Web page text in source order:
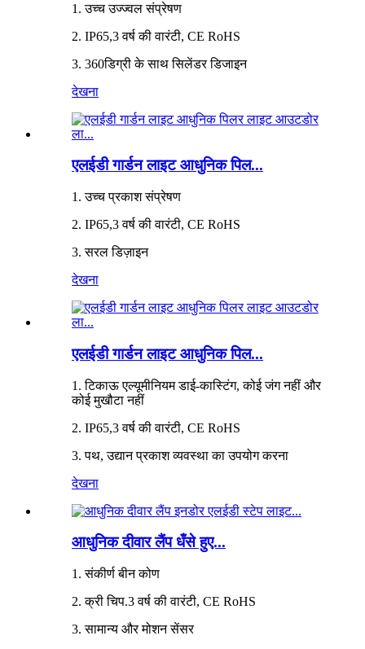
1. उच्च उज्ज्वल संप्रेषण
2. IP65,3 वर्ष की वारंटी, CE RoHS
3. 360डिग्री के साथ सिलेंडर डिजाइन
देखना
एलईडी गार्डन लाइट आधुनिक पिल...
1. उच्च प्रकाश संप्रेषण
2. IP65,3 वर्ष की वारंटी, CE RoHS
3. सरल डिज़ाइन
देखना
एलईडी गार्डन लाइट आधुनिक पिल...
1. टिकाऊ एल्यूमीनियम डाई-कास्टिंग, कोई जंग नहीं और
कोई मुखौटा नहीं
2. IP65,3 वर्ष की वारंटी, CE RoHS
3. पथ, उद्यान प्रकाश व्यवस्था का उपयोग करना
देखना
आधुनिक दीवार लैंप धँसे हुए...
1. संकीर्ण बीन कोण
2. क्री चिप.3 वर्ष की वारंटी, CE RoHS
3. सामान्य और मोशन सेंसर